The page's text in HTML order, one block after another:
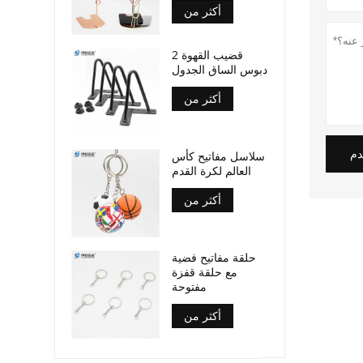
أكثر من
2 قضيب القهوة
دبوس الساق الجدول
أكثر من
سلاسل مفاتيح كأس
العالم لكرة القدم
أكثر من
حلقة مفاتيح فضية
مع حلقة قفزة
مفتوحة
أكثر من